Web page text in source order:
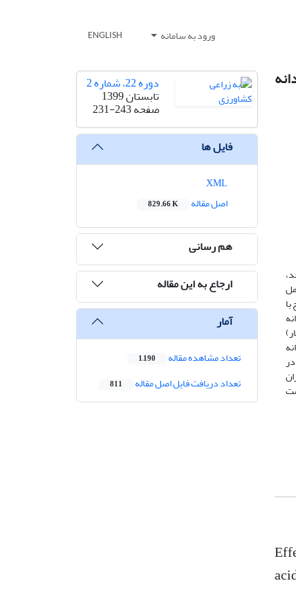
ورود به سامانه ENGLISH
عامل
با
در هکتار)
وزن هزار دانه
در
10 درصد) به‌دست
دوره 22، شماره 2
تابستان 1399
صفحه231-243
فایل ها
اصل مقاله
829.66 K
هم رسانی
ارجاع به این مقاله
آمار
تعداد مشاهده مقاله 1,190
تعداد دریافت فایل اصل مقاله 811